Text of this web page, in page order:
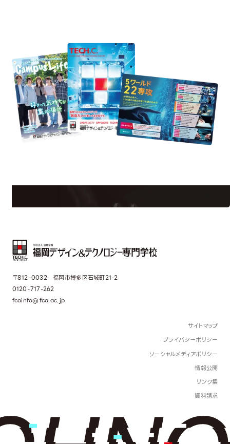
Information
〒812-0032 福岡市博多区石城町21-2
0120-717-262
fcainfo@fca.ac.jp
サイトマップ
プライバシーポリシー
ソーシャルメディアポリシー
情報公開
リンク集
資料請求